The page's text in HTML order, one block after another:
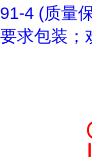
91-4 (质量
要求包装；